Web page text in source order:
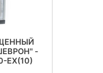
-
EX(10)